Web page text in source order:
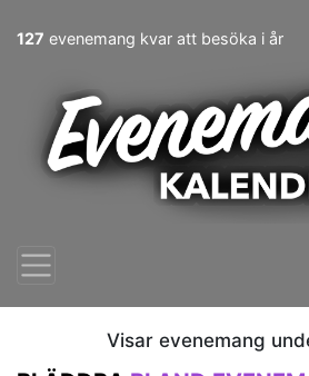
127 evenemang kvar att besöka i år
Visar evenemang